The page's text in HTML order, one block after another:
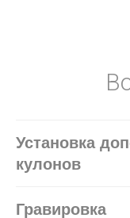
Установка
кулонов
Гравировка